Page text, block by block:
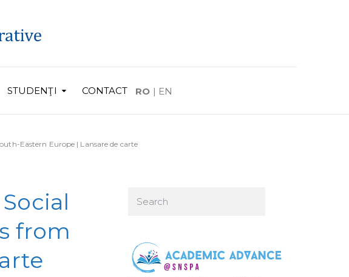
STUDENŢI CONTACT RO | EN
Eastern Europe | Lansare de carte
from